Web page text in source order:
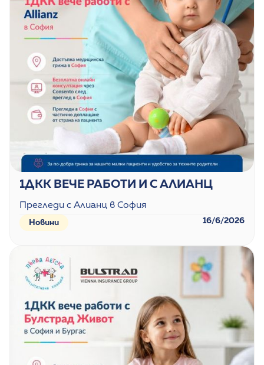
1ДКК ВЕЧЕ РАБОТИ И С АЛИАНЦ
Прегледи с Алианц в София
Новини 16/6/2026